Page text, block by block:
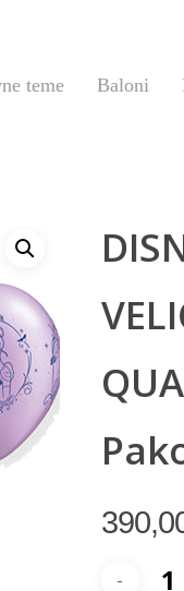
teme Baloni